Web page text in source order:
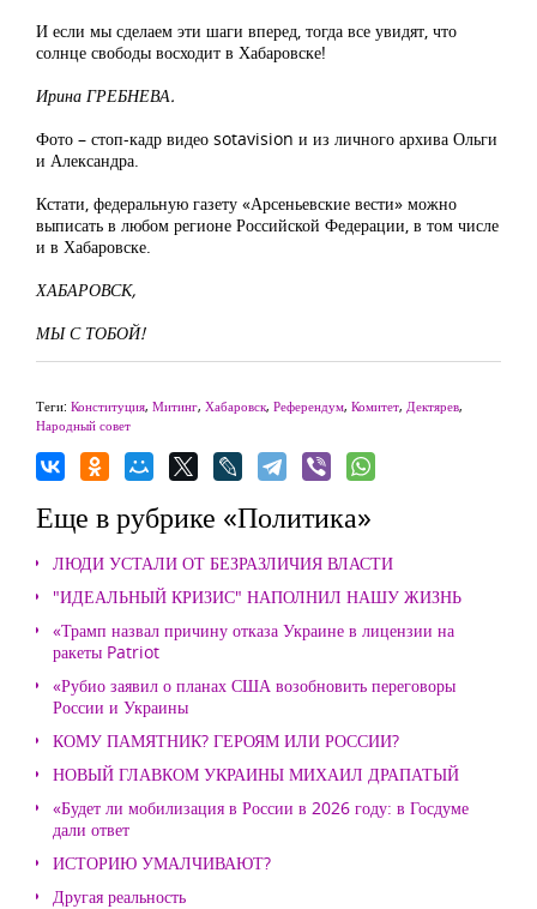
И если мы сделаем эти шаги вперед, тогда все увидят, что
солнце свободы восходит в Хабаровске!
Ирина ГРЕБНЕВА.
Фото – стоп-кадр видео sotavision и из личного архива Ольги
и Александра.
Кстати, федеральную газету «Арсеньевские вести» можно
выписать в любом регионе Российской Федерации, в том числе
и в Хабаровске.
ХАБАРОВСК,
МЫ С ТОБОЙ!
Теги: Конституция, Митинг, Хабаровск, Референдум, Комитет, Дектярев,
Народный совет
Еще в рубрике «Политика»
ЛЮДИ УСТАЛИ ОТ БЕЗРАЗЛИЧИЯ ВЛАСТИ
"ИДЕАЛЬНЫЙ КРИЗИС" НАПОЛНИЛ НАШУ ЖИЗНЬ
«Трамп назвал причину отказа Украине в лицензии на
ракеты Patriot
«Рубио заявил о планах США возобновить переговоры
России и Украины
КОМУ ПАМЯТНИК? ГЕРОЯМ ИЛИ РОССИИ?
НОВЫЙ ГЛАВКОМ УКРАИНЫ МИХАИЛ ДРАПАТЫЙ
«Будет ли мобилизация в России в 2026 году: в Госдуме
дали ответ
ИСТОРИЮ УМАЛЧИВАЮТ?
Другая реальность